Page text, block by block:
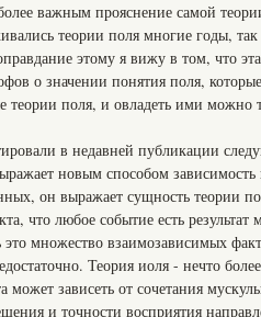
важным прояснение самой
теории поля многие годы,
этому я вижу в том, что
о значении понятия поля,
поля, и овладеть ими можно
в недавней публикации
новым способом зависимость
он выражает сущность теории
что любое событие есть результат
множество взаимозависимых
Теория иоля - нечто
зависеть от сочетания
и точности восприятия